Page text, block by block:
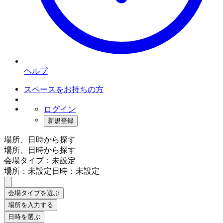
ヘルプ
スペースをお持ちの方
ログイン
新規登録
場所、日時から探す
場所、日時から探す
会場タイプ：未設定
場所：未設定日時：未設定
会場タイプを選ぶ
場所を入力する
日時を選ぶ